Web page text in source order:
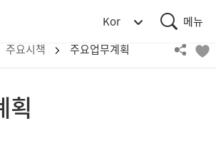
Kor
합
뉴
주요시책 주요업무계획
획